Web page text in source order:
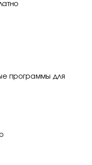
программы для